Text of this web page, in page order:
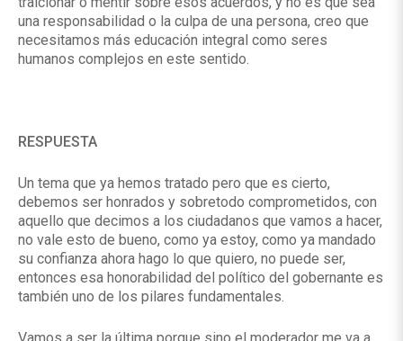
una responsabilidad o la culpa de una persona, creo que
necesitamos más educación integral como seres
humanos complejos en este sentido.
RESPUESTA
Un tema que ya hemos tratado pero que es cierto,
debemos ser honrados y sobretodo comprometidos, con
aquello que decimos a los ciudadanos que vamos a hacer,
no vale esto de bueno, como ya estoy, como ya mandado
su confianza ahora hago lo que quiero, no puede ser,
entonces esa honorabilidad del político del gobernante es
también uno de los pilares fundamentales.